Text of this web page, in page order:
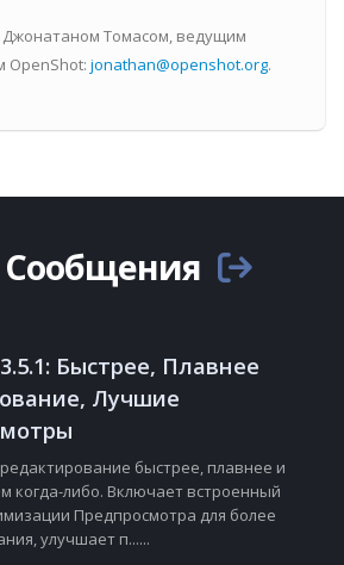
Джонатаном Томасом, ведущим
OpenShot: jonathan@openshot.org.
Сообщения
Быстрее, Плавнее
Лучшие
быстрее, плавнее и
когда-либо. Включает встроенный
Предпросмотра для более
улучшает п......